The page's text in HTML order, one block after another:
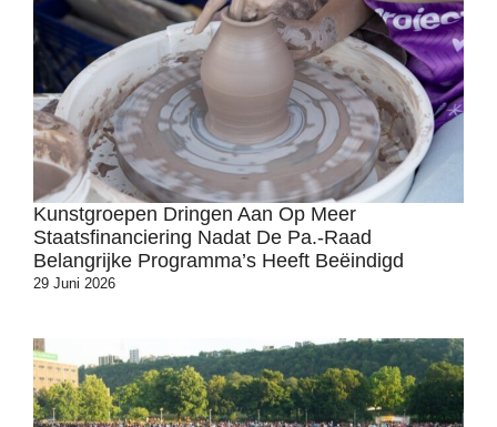
Kunstgroepen Dringen Aan Op Meer
Staatsfinanciering Nadat De Pa.-Raad
Belangrijke Programma’s Heeft Beëindigd
29 Juni 2026